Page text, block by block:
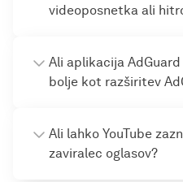
videoposnetka ali
Ali aplikacija
bolje kot razširitev
Ali lahko YouTube
zaviralec oglasov?